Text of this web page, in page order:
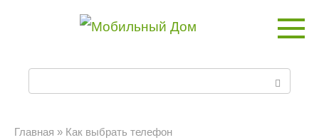
и
Главная » Как выбрать телефон